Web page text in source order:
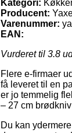
Kategori:
Producent:
Varenummer:
EAN:
Vurderet til 3.8
Flere e-firmaer
få leveret til en
er jo temmelig
– 27 cm
Du kan